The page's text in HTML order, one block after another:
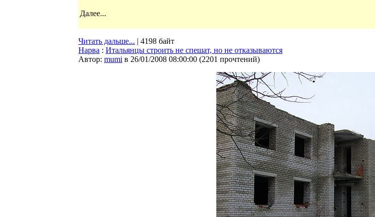
Далее...
Читать дальше... | 4198 байт
Нарва : Итальянцы строить не спешат, но не отказываются
Автор: mumi в 26/01/2008 08:00:00 (2201 прочтений)